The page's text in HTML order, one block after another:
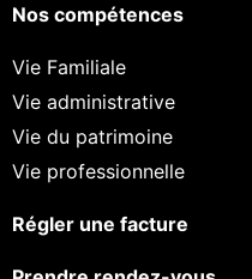
Nos compétences
Vie Familiale
Vie administrative
Vie du patrimoine
Vie professionnelle
Régler une facture